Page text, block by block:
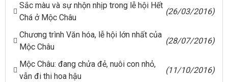
Sắc màu và sự nhộn nhịp trong lễ hội Hết
Chá ở Mộc Châu
(26/03/2016)
Chương trình Văn hóa, lễ hội lớn nhất của
Mộc Châu
(28/07/2016)
Mộc Châu: đang chửa đẻ, nuôi con nhỏ,
vẫn đi thi hoa hậu
(11/10/2016)